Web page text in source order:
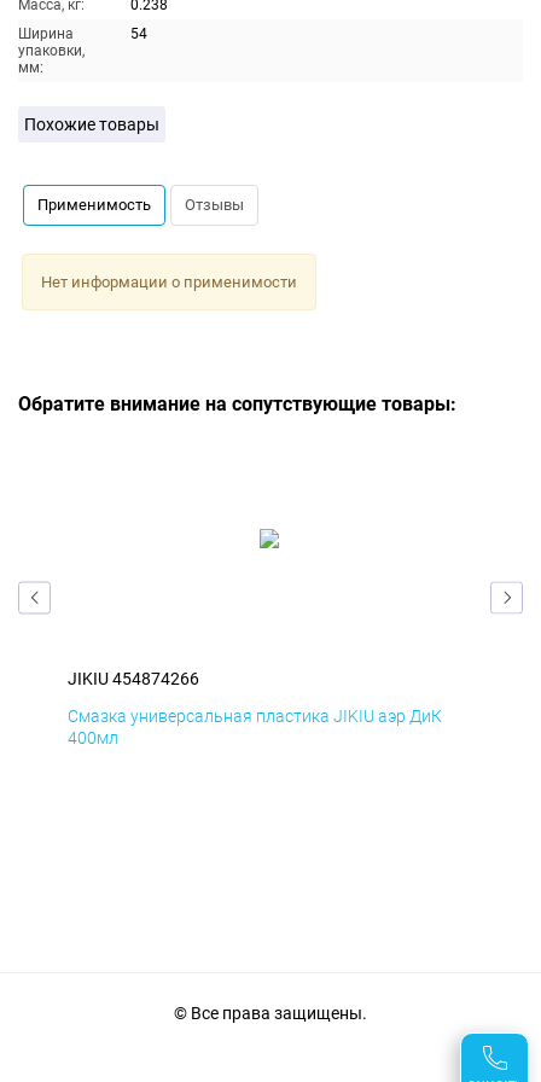
Масса, кг:
0.238
Ширина
упаковки,
мм:
54
Похожие товары
Применимость Отзывы
Нет информации о применимости
Обратите внимание на сопутствующие товары:
JIKIU 454874266
Смазка универсальная пластика JIKIU аэр ДиК
400мл
© Все права защищены.